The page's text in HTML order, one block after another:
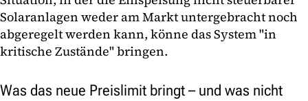
Solaranlagen weder am Markt untergebracht noch
abgeregelt werden kann, könne das System "in
kritische Zustände" bringen.
Was das neue Preislimit bringt – und was nicht